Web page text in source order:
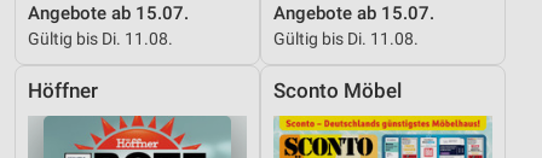
Angebote ab 15.07.
Gültig bis Di. 11.08.
Angebote ab 15.07.
Gültig bis Di. 11.08.
Höffner Sconto Möbel